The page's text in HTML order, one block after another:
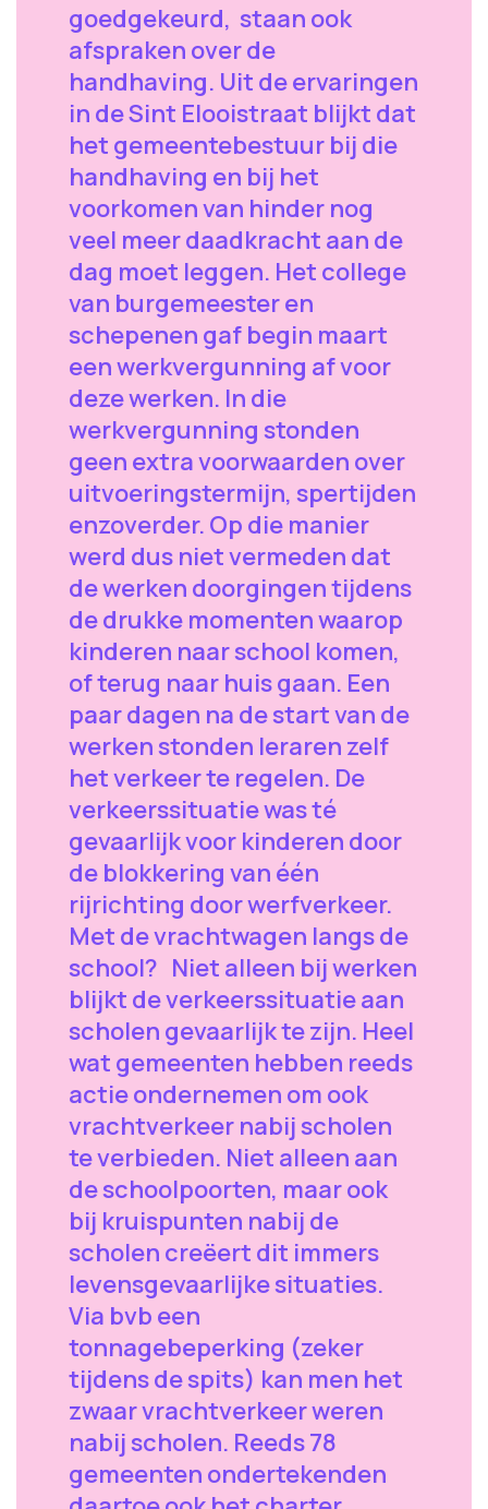
goedgekeurd, staan ook
afspraken over de
handhaving. Uit de ervaringen
in de Sint Elooistraat blijkt dat
het gemeentebestuur bij die
handhaving en bij het
voorkomen van hinder nog
veel meer daadkracht aan de
dag moet leggen. Het college
van burgemeester en
schepenen gaf begin maart
een werkvergunning af voor
deze werken. In die
werkvergunning stonden
geen extra voorwaarden over
uitvoeringstermijn, spertijden
enzoverder. Op die manier
werd dus niet vermeden dat
de werken doorgingen tijdens
de drukke momenten waarop
kinderen naar school komen,
of terug naar huis gaan. Een
paar dagen na de start van de
werken stonden leraren zelf
het verkeer te regelen. De
verkeerssituatie was té
gevaarlijk voor kinderen door
de blokkering van één
rijrichting door werfverkeer.
Met de vrachtwagen langs de
school? Niet alleen bij werken
blijkt de verkeerssituatie aan
scholen gevaarlijk te zijn. Heel
wat gemeenten hebben reeds
actie ondernemen om ook
vrachtverkeer nabij scholen
te verbieden. Niet alleen aan
de schoolpoorten, maar ook
bij kruispunten nabij de
scholen creëert dit immers
levensgevaarlijke situaties.
Via bvb een
tonnagebeperking (zeker
tijdens de spits) kan men het
zwaar vrachtverkeer weren
nabij scholen. Reeds 78
gemeenten ondertekenden